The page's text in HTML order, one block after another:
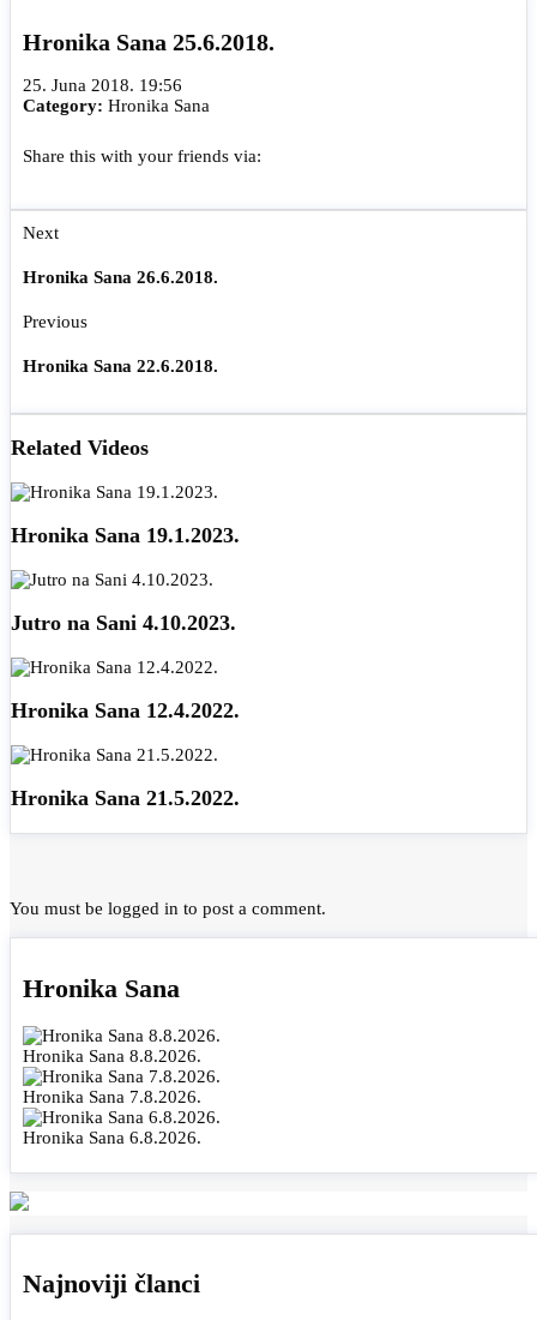
Hronika Sana 25.6.2018.
25. Juna 2018. 19:56
Category: Hronika Sana
Share this with your friends via:
Next
Hronika Sana 26.6.2018.
Previous
Hronika Sana 22.6.2018.
Related Videos
Hronika Sana 19.1.2023.
Jutro na Sani 4.10.2023.
Hronika Sana 12.4.2022.
Hronika Sana 21.5.2022.
You must be logged in to post a comment.
Hronika Sana
Hronika Sana 8.8.2026.
Hronika Sana 7.8.2026.
Hronika Sana 6.8.2026.
Najnoviji članci